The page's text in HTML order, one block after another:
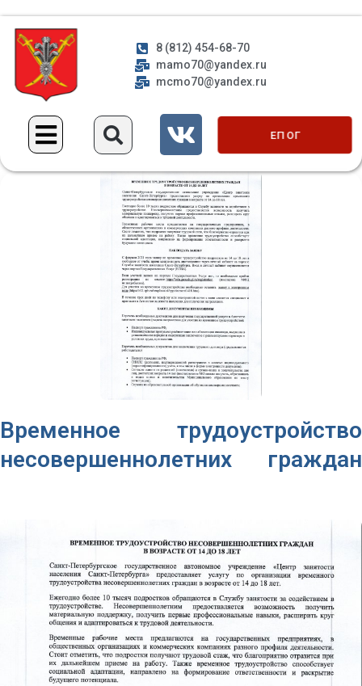
8 (812) 454-68-70
mamo70@yandex.ru
mcmo70@yandex.ru
ЕП ОГ
Временное трудоустройство
несовершеннолетних граждан